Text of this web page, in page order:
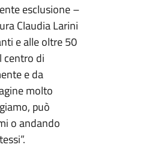
esclusione –
Claudia Larini
e alle oltre 50
centro di
e da
molto
può
o andando